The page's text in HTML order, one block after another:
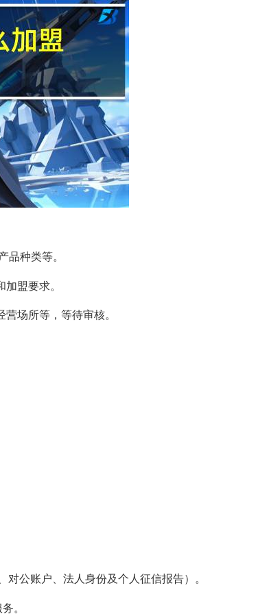
品种类等。
盟要求。
场所等，等待审核。
对公账户、法人身份及个人征信报告）。
。